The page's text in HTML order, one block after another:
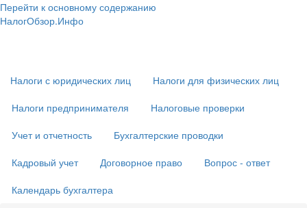
Перейти к основному содержанию
НалогОбзор.Инфо
Налоги с юридических лиц
Налоги для физических лиц
Налоги предпринимателя
Налоговые проверки
Учет и отчетность
Бухгалтерские проводки
Кадровый учет
Договорное право
Вопрос - ответ
Календарь бухгалтера